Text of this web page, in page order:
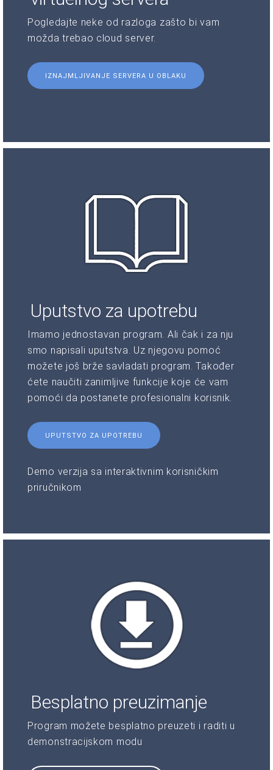
Pogledajte neke od razloga zašto bi vam
možda trebao cloud server.
IZNAJMLJIVANJE SERVERA U OBLAKU
Uputstvo za upotrebu
Imamo jednostavan program. Ali čak i za nju
smo napisali uputstva. Uz njegovu pomoć
možete još brže savladati program. Također
ćete naučiti zanimljive funkcije koje će vam
pomoći da postanete profesionalni korisnik.
UPUTSTVO ZA UPOTREBU
Demo verzija sa interaktivnim korisničkim
priručnikom
Besplatno preuzimanje
Program možete besplatno preuzeti i raditi u
demonstracijskom modu